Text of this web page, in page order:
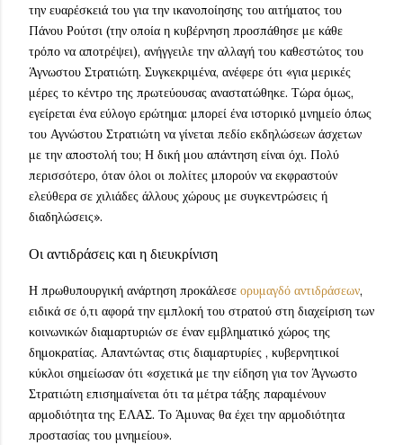
την ευαρέσκειά του για την ικανοποίησης του αιτήματος του
Πάνου Ρούτσι (την οποία η κυβέρνηση προσπάθησε με κάθε
τρόπο να αποτρέψει), ανήγγειλε την αλλαγή του καθεστώτος του
Άγνωστου Στρατιώτη. Συγκεκριμένα, ανέφερε ότι «για μερικές
μέρες το κέντρο της πρωτεύουσας αναστατώθηκε. Τώρα όμως,
εγείρεται ένα εύλογο ερώτημα: μπορεί ένα ιστορικό μνημείο όπως
του Αγνώστου Στρατιώτη να γίνεται πεδίο εκδηλώσεων άσχετων
με την αποστολή του; Η δική μου απάντηση είναι όχι. Πολύ
περισσότερο, όταν όλοι οι πολίτες μπορούν να εκφραστούν
ελεύθερα σε χιλιάδες άλλους χώρους με συγκεντρώσεις ή
διαδηλώσεις».
Οι αντιδράσεις και η διευκρίνιση
Η πρωθυπουργική ανάρτηση προκάλεσε ορυμαγδό αντιδράσεων,
ειδικά σε ό,τι αφορά την εμπλοκή του στρατού στη διαχείριση των
κοινωνικών διαμαρτυριών σε έναν εμβληματικό χώρος της
δημοκρατίας. Απαντώντας στις διαμαρτυρίες , κυβερνητικοί
κύκλοι σημείωσαν ότι «σχετικά με την είδηση για τον Άγνωστο
Στρατιώτη επισημαίνεται ότι τα μέτρα τάξης παραμένουν
αρμοδιότητα της ΕΛΑΣ. Το Άμυνας θα έχει την αρμοδιότητα
προστασίας του μνημείου».